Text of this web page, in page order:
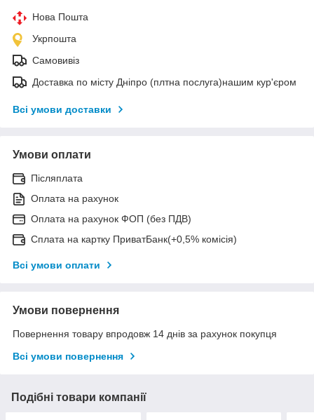
Нова Пошта
Укрпошта
Самовивіз
Доставка по місту Дніпро (плтна послуга)нашим кур'єром
Всі умови доставки
Умови оплати
Післяплата
Оплата на рахунок
Оплата на рахунок ФОП (без ПДВ)
Сплата на картку ПриватБанк(+0,5% комісія)
Всі умови оплати
Умови повернення
Повернення товару впродовж 14 днів за рахунок покупця
Всі умови повернення
Подібні товари компанії